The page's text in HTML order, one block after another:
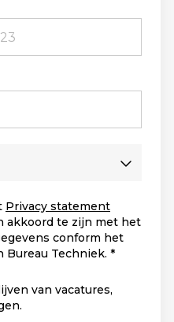
Privacy statement
akkoord te zijn met het
conform het
Bureau Techniek.
van vacatures,